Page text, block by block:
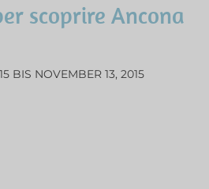
scoprire Ancona
BIS NOVEMBER 13, 2015